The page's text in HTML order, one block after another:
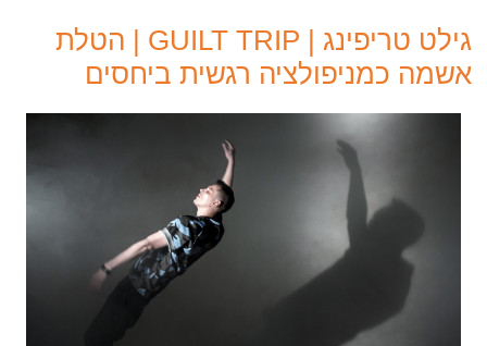
גילט טריפינג | GUILT TRIP | הטלת
אשמה כמניפולציה רגשית ביחסים